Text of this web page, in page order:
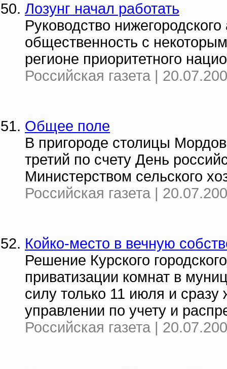
Лозунг начал работать
Руководство
общественность с
регионе приоритетного
Российская газета |
Общее поле
В пригороде столицы
третий по счету День
Министерством сельского
Российская газета |
Койко-место в вечную
Решение Курского
приватизации комнат в
силу только 11 июля и
управлении по учету и
Российская газета |